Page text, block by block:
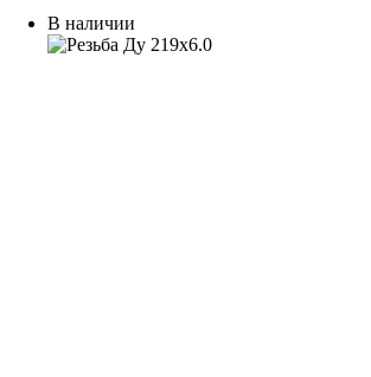
В наличии